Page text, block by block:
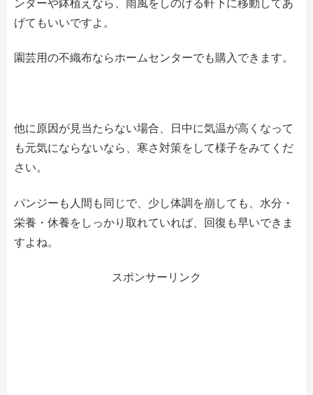
ンターや鉢植えなら、雨風をしのげる軒下に移動してあ
げてもいいですよ。
園芸用の不織布ならホームセンターでも購入できます。
他に原因が見当たらない場合、日中に気温が高くなって
も元気にならないなら、寒さ対策をして様子をみてくだ
さい。
パンジーも人間も同じで、少し体調を崩しても、水分・
栄養・休養をしっかり取れていれば、回復も早いできま
すよね。
スポンサーリンク